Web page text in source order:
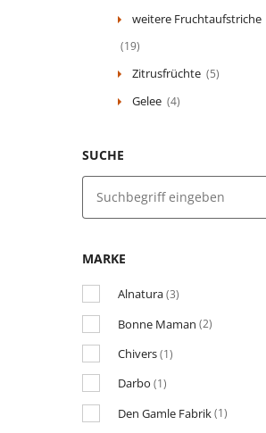
weitere Fruchtaufstriche
(19)
Zitrusfrüchte (5)
Gelee (4)
SUCHE
MARKE
Alnatura(3)
Bonne Maman (2)
Chivers(1)
Darbo (1)
Den Gamle Fabrik(1)